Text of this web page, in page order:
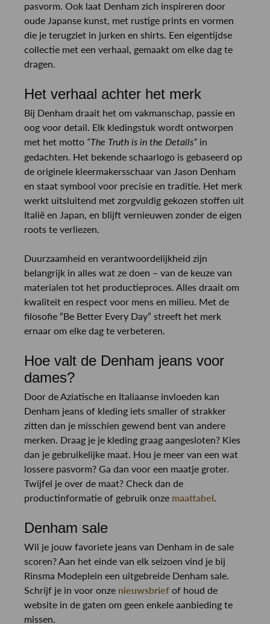
pasvorm. Ook laat Denham zich inspireren door
oude Japanse kunst, met rustige prints en vormen
die je terugziet in jurken en shirts. Een eigentijdse
collectie met een verhaal, gemaakt om elke dag te
dragen.
Het verhaal achter het merk
Bij Denham draait het om vakmanschap, passie en
oog voor detail. Elk kledingstuk wordt ontworpen
met het motto “The Truth is in the Details” in
gedachten. Het bekende schaarlogo is gebaseerd op
de originele kleermakersschaar van Jason Denham
en staat symbool voor precisie en traditie. Het merk
werkt uitsluitend met zorgvuldig gekozen stoffen uit
Italië en Japan, en blijft vernieuwen zonder de eigen
roots te verliezen.
Duurzaamheid en verantwoordelijkheid zijn
belangrijk in alles wat ze doen – van de keuze van
materialen tot het productieproces. Alles draait om
kwaliteit en respect voor mens en milieu. Met de
filosofie “Be Better Every Day” streeft het merk
ernaar om elke dag te verbeteren.
Hoe valt de Denham jeans voor
dames?
Door de Aziatische en Italiaanse invloeden kan
Denham jeans of kleding iets smaller of strakker
zitten dan je misschien gewend bent van andere
merken. Draag je je kleding graag aangesloten? Kies
dan je gebruikelijke maat. Hou je meer van een wat
lossere pasvorm? Ga dan voor een maatje groter.
Twijfel je over de maat? Check dan de
productinformatie of gebruik onze maattabel
Denham sale
Wil je jouw favoriete jeans van Denham in de sale
scoren? Aan het einde van elk seizoen vind je bij
Rinsma Modeplein een uitgebreide Denham sale.
Schrijf je in voor onze nieuwsbrief of houd de
website in de gaten om geen enkele aanbieding te
missen.